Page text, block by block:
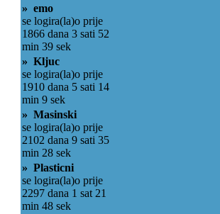
» emo
se logira(la)o prije
1866 dana 3 sati 52
min 39 sek
» Kljuc
se logira(la)o prije
1910 dana 5 sati 14
min 9 sek
» Masinski
se logira(la)o prije
2102 dana 9 sati 35
min 28 sek
» Plasticni
se logira(la)o prije
2297 dana 1 sat 21
min 48 sek